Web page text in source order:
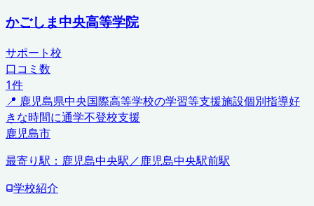
かごしま中央高等学院
サポート校
口コミ数
1件
📍 鹿児島県中央国際高等学校の学習等支援施設個別指導好
きな時間に通学不登校支援
鹿児島市
最寄り駅： 鹿児島中央駅／鹿児島中央駅前駅
学校紹介